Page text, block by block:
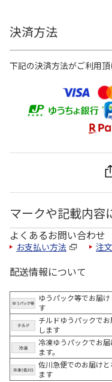
決済方法
下記の決済方法がご利用頂
マークや記載内容
よくあるお問い合わせ
お支払い方法 注
配送情報について
ゆうパック等でお届け
す
チルドゆうパックでお
します
冷凍ゆうパックでお届
ます。
佐川急便でのお届けと
ます